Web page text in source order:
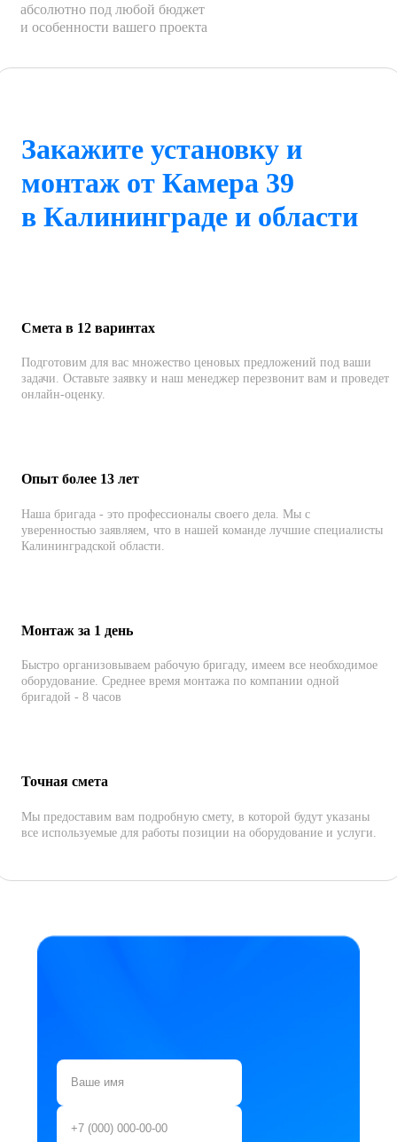
абсолютно под любой бюджет
и особенности вашего проекта
Закажите установку и
монтаж от Камера 39
в Калининграде и области
Смета в 12 варинтах
Подготовим для вас множество ценовых предложений под ваши
задачи. Оставьте заявку и наш менеджер перезвонит вам и проведет
онлайн-оценку.
Опыт более 13 лет
Наша бригада - это профессионалы своего дела. Мы с
уверенностью заявляем, что в нашей команде лучшие специалисты
Калининградской области.
Монтаж за 1 день
Быстро организовываем рабочую бригаду, имеем все необходимое
оборудование. Среднее время монтажа по компании одной
бригадой - 8 часов
Точная смета
Мы предоставим вам подробную смету, в которой будут указаны
все используемые для работы позиции на оборудование и услуги.